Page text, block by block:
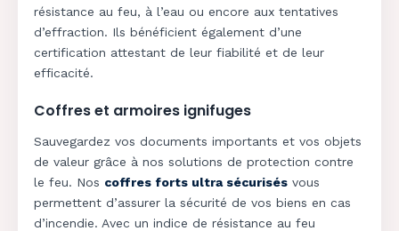
résistance au feu, à l’eau ou encore aux tentatives
d’effraction. Ils bénéficient également d’une
certification attestant de leur fiabilité et de leur
efficacité.
Coffres et armoires ignifuges
Sauvegardez vos documents importants et vos objets
de valeur grâce à nos solutions de protection contre
le feu. Nos coffres forts ultra sécurisés vous
permettent d’assurer la sécurité de vos biens en cas
d’incendie. Avec un indice de résistance au feu